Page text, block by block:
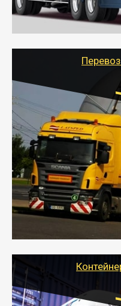
книжкой у водителя.
- Тайгер Логистик
скоропортящиеся
Цена за
- Перевозка техники и
осуществляется
перевозку (обычно 7-
- Тайгер Логистик в
качественно и
грузы по всей России
другим транспортом